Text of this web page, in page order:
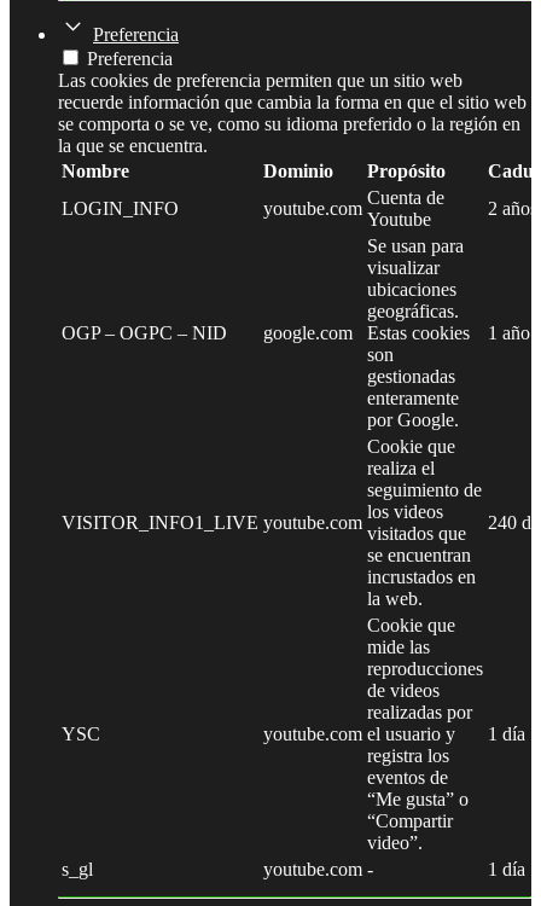
Preferencia
Preferencia
Las cookies de preferencia permiten que un sitio web
recuerde información que cambia la forma en que el sitio web
se comporta o se ve, como su idioma preferido o la región en
la que se encuentra.
Nombre
Dominio Propósito
LOGIN_INFO
youtube.com
Cuenta de
Youtube
2 años
OGP – OGPC – NID google.com
Se usan para
visualizar
ubicaciones
geográficas.
Estas cookies
son
gestionadas
enteramente
por Google.
1 año
VISITOR_INFO1_LIVE youtube.com
Cookie que
realiza el
seguimiento de
los videos
visitados que
se encuentran
incrustados en
la web.
240
YSC youtube.com
Cookie que
mide las
reproducciones
de videos
realizadas por
el usuario y
registra los
eventos de
“Me gusta” o
“Compartir
video”.
1 día
s_gl youtube.com - 1 día